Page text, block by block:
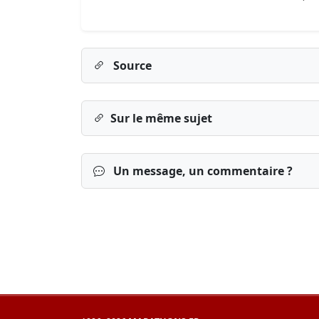
Source
Sur le même sujet
Un message, un commentaire ?